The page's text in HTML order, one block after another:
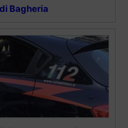
Bagheria